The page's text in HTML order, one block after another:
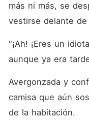
más ni más, se
vestirse delante de
"¡Ah! ¡Eres un
aunque ya era
Avergonzada y
camisa que aún
de la habitación.